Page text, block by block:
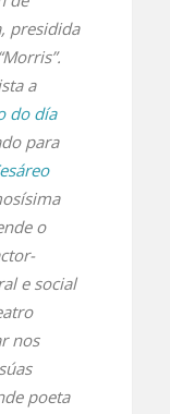
presidida
a
do día
para
o
e social
nos
poeta